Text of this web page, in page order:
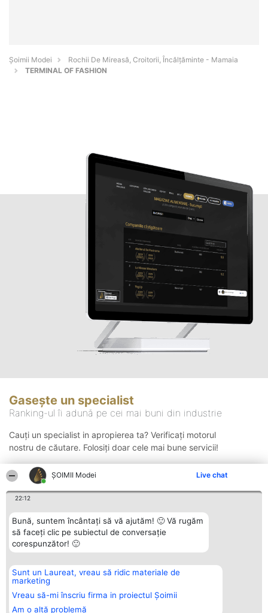
ȘOIMII Modei Live chat
22:12
Bună, suntem încântați să vă ajutăm! 🙂 Vă rugăm
să faceți clic pe subiectul de conversație
corespunzător! 🙂
Sunt un Laureat, vreau să ridic materiale de
marketing
Vreau să-mi înscriu firma in proiectul Șoimii
Am o altă problemă
Șoimii Modei
Rochii De Mireasă, Croitorii, Încălțăminte - Mamaia
TERMINAL OF FASHION
Gasește un specialist
Ranking-ul îi adună pe cei mai buni din industrie
Cauți un specialist in apropierea ta? Verificați motorul
nostru de căutare. Folosiți doar cele mai bune servicii!
Organizator Ranking
BRIGHT SOLUTIONS BR SRL
Aleea Timisul De Sus 2 Bl. A30
Sc. A Et. 4 Ap. 13 Cod 061952
București
Plebiscyt
Lista Tuturor
Laureaților
Contact